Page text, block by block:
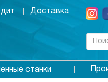
Доставка
станки